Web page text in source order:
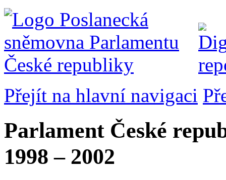
Přejít na hlavní navigaci
Parlament České
1998 – 2002